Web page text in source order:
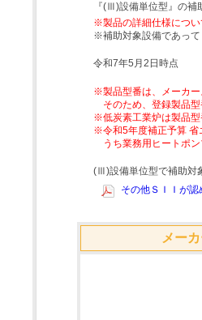
『(Ⅲ)設備単位型』の補
※製品の詳細仕様につい
※補助対象設備であって
令和7年5月2日時点
※製品型番は、メーカー
そのため、登録製品
※低炭素工業炉は製品型
※令和5年度補正予算 省
うち業務用ヒートポ
(Ⅲ)設備単位型で補助対
その他ＳＩＩが
メー